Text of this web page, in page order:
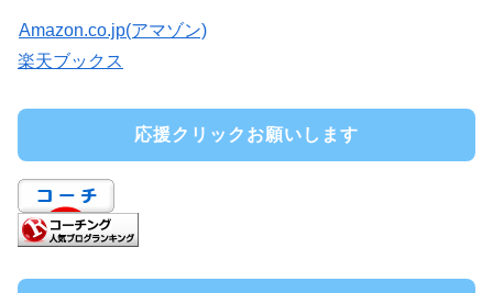
Amazon.co.jp(アマゾン)
楽天ブックス
応援クリックお願いします